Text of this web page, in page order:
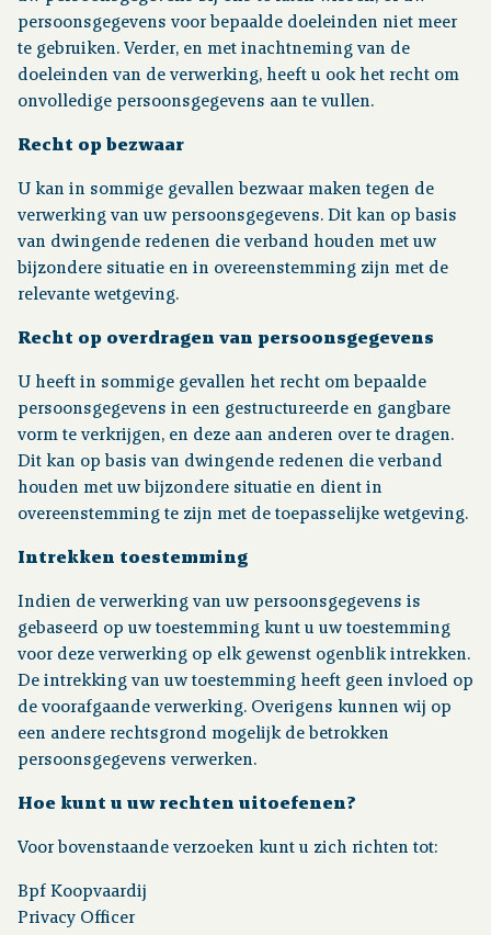
persoonsgegevens voor bepaalde doeleinden niet meer
te gebruiken. Verder, en met inachtneming van de
doeleinden van de verwerking, heeft u ook het recht om
onvolledige persoonsgegevens aan te vullen.
Recht op bezwaar
U kan in sommige gevallen bezwaar maken tegen de
verwerking van uw persoonsgegevens. Dit kan op basis
van dwingende redenen die verband houden met uw
bijzondere situatie en in overeenstemming zijn met de
relevante wetgeving.
Recht op overdragen van persoonsgegevens
U heeft in sommige gevallen het recht om bepaalde
persoonsgegevens in een gestructureerde en gangbare
vorm te verkrijgen, en deze aan anderen over te dragen.
Dit kan op basis van dwingende redenen die verband
houden met uw bijzondere situatie en dient in
overeenstemming te zijn met de toepasselijke wetgeving.
Intrekken toestemming
Indien de verwerking van uw persoonsgegevens is
gebaseerd op uw toestemming kunt u uw toestemming
voor deze verwerking op elk gewenst ogenblik intrekken.
De intrekking van uw toestemming heeft geen invloed op
de voorafgaande verwerking. Overigens kunnen wij op
een andere rechtsgrond mogelijk de betrokken
persoonsgegevens verwerken.
Hoe kunt u uw rechten uitoefenen?
Voor bovenstaande verzoeken kunt u zich richten tot:
Bpf Koopvaardij
Privacy Officer